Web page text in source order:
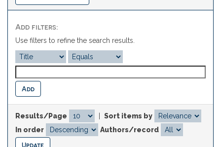
Add filters:
Use filters to refine the search results.
Results/Page
Sort items by
In order
Authors/record